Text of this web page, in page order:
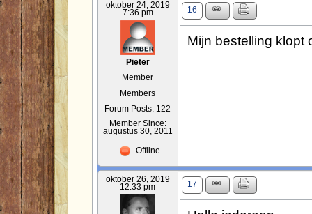
oktober 24, 2019
7:36 pm
Pieter
Member
Members
Forum Posts: 122
Member Since:
augustus 30, 2011
Offline
16
Mijn bestelling klopt
oktober 26, 2019
12:33 pm
17